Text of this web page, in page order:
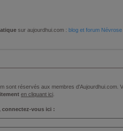
sur aujourdhui.com : blog et forum Névrose
sont réservés aux membres d'Aujourdhui.com.
en cliquant ici
connectez-vous ici :